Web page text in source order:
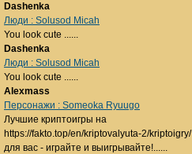
Dashenka
Люди : Solusod Micah
You look cute ......
Dashenka
Люди : Solusod Micah
You look cute ......
Alexmass
Персонажи : Someoka Ryuugo
Лучшие криптоигры на
https://fakto.top/en/kriptovalyuta-2/kriptoigry/
для вас - играйте и выигрывайте!......